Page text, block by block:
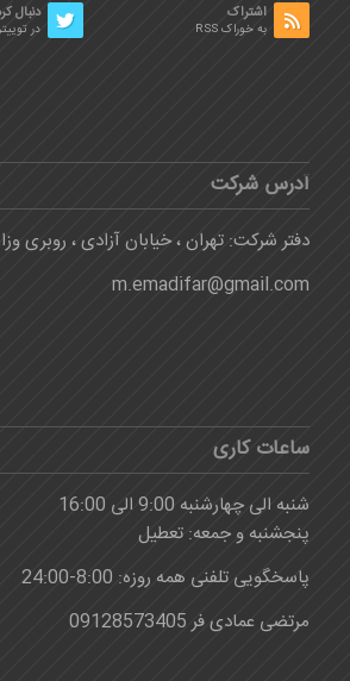
دنبال
در
اشتراک
به خوراک RSS
آدرس شرکت
دفتر شرکت: تهران ، خیابان آزادی ، روبری
m.emadifar@gmail.com
ساعات کاری
شنبه الی چهارشنبه 9:00 الی 16:00
پنجشنبه و جمعه: تعطیل
پاسخگویی تلفنی همه روزه: 8:00-24:00
مرتضی عمادی فر 09128573405